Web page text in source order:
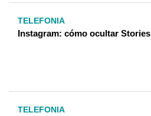
TELEFONIA
Instagram: cómo ocultar Stories
TELEFONIA